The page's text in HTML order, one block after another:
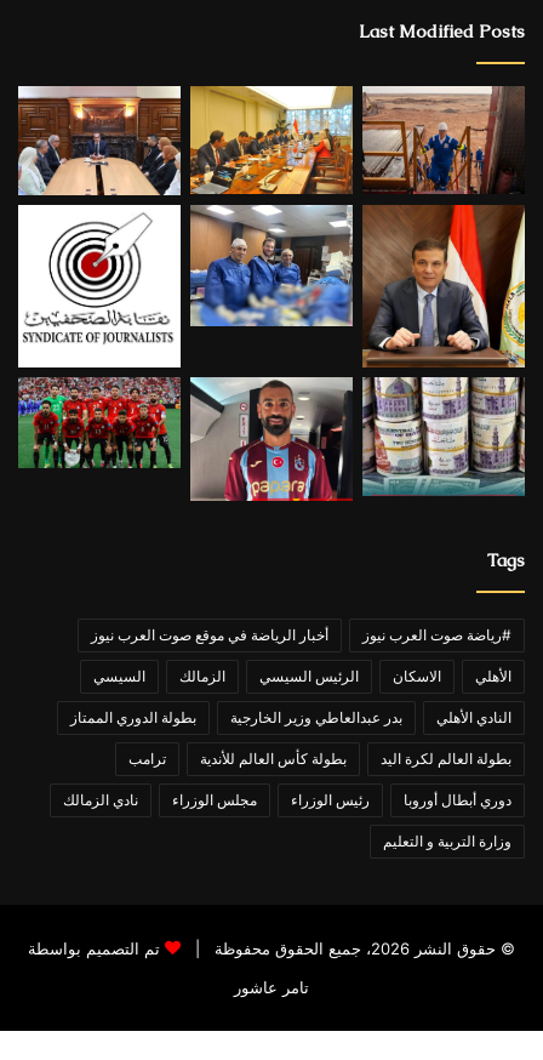
Last Modified Posts
Tags
#رياضة صوت العرب نيوز أخبار الرياضة في موقع صوت العرب نيوز
الأهلي الاسكان الرئيس السيسي الزمالك السيسي
النادي الأهلي بدر عبدالعاطي وزير الخارجية بطولة الدوري الممتاز
بطولة العالم لكرة اليد بطولة كأس العالم للأندية ترامب
دوري أبطال أوروبا رئيس الوزراء مجلس الوزراء نادي الزمالك
وزارة التربية و التعليم
© حقوق النشر 2026، جميع الحقوق محفوظة |
تم التصميم بواسطة
تامر عاشور